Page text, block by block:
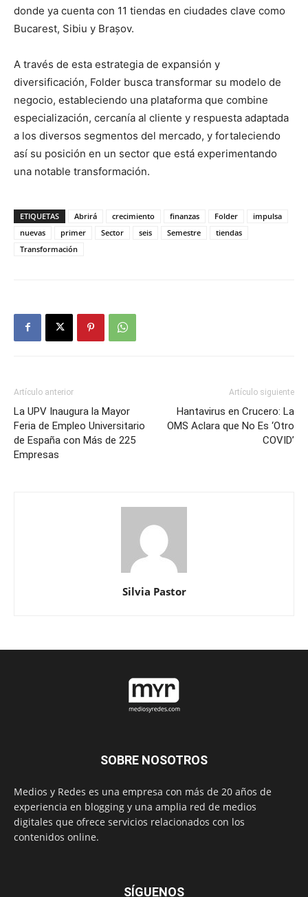
donde ya cuenta con 11 tiendas en ciudades clave como
Bucarest, Sibiu y Brașov.
A través de esta estrategia de expansión y
diversificación, Folder busca transformar su modelo de
negocio, estableciendo una plataforma que combine
especialización, cercanía al cliente y respuesta adaptada
a los diversos segmentos del mercado, y fortaleciendo
así su posición en un sector que está experimentando
una notable transformación.
ETIQUETAS Abrirá crecimiento finanzas Folder
impulsa
nuevas
primer Sector seis Semestre
tiendas
Transformación
Artículo anterior
La UPV Inaugura la Mayor
Feria de Empleo Universitario
de España con Más de 225
Empresas
Artículo siguiente
Hantavirus en Crucero: La
OMS Aclara que No Es ‘Otro
COVID’
Silvia Pastor
SOBRE NOSOTROS
Medios y Redes es una empresa con más de 20 años de
experiencia en blogging y una amplia red de medios
digitales que ofrece servicios relacionados con los
contenidos online.
SÍGUENOS